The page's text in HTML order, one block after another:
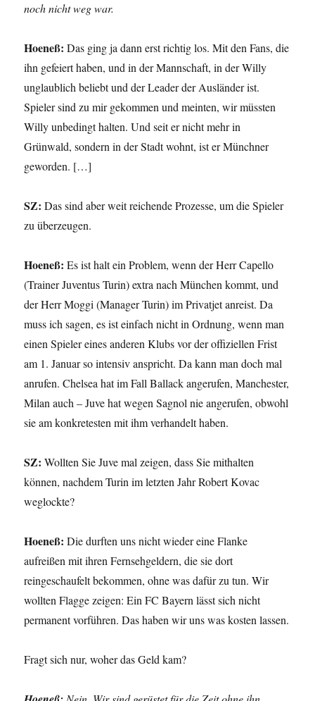
noch nicht weg war.
Hoeneß: Das ging ja dann erst richtig los. Mit den Fans, die
ihn gefeiert haben, und in der Mannschaft, in der Willy
unglaublich beliebt und der Leader der Ausländer ist.
Spieler sind zu mir gekommen und meinten, wir müssten
Willy unbedingt halten. Und seit er nicht mehr in
Grünwald, sondern in der Stadt wohnt, ist er Münchner
geworden. […]
SZ: Das sind aber weit reichende Prozesse, um die Spieler
zu überzeugen.
Hoeneß: Es ist halt ein Problem, wenn der Herr Capello
(Trainer Juventus Turin) extra nach München kommt, und
der Herr Moggi (Manager Turin) im Privatjet anreist. Da
muss ich sagen, es ist einfach nicht in Ordnung, wenn man
einen Spieler eines anderen Klubs vor der offiziellen Frist
am 1. Januar so intensiv anspricht. Da kann man doch mal
anrufen. Chelsea hat im Fall Ballack angerufen, Manchester,
Milan auch – Juve hat wegen Sagnol nie angerufen, obwohl
sie am konkretesten mit ihm verhandelt haben.
SZ: Wollten Sie Juve mal zeigen, dass Sie mithalten
können, nachdem Turin im letzten Jahr Robert Kovac
weglockte?
Hoeneß: Die durften uns nicht wieder eine Flanke
aufreißen mit ihren Fernsehgeldern, die sie dort
reingeschaufelt bekommen, ohne was dafür zu tun. Wir
wollten Flagge zeigen: Ein FC Bayern lässt sich nicht
permanent vorführen. Das haben wir uns was kosten lassen.
Fragt sich nur, woher das Geld kam?